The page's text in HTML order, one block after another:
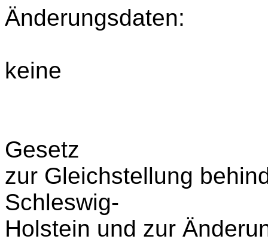
Änderungsdaten:
keine
Gesetz
zur Gleichstellung
Schleswig-
Holstein und zur